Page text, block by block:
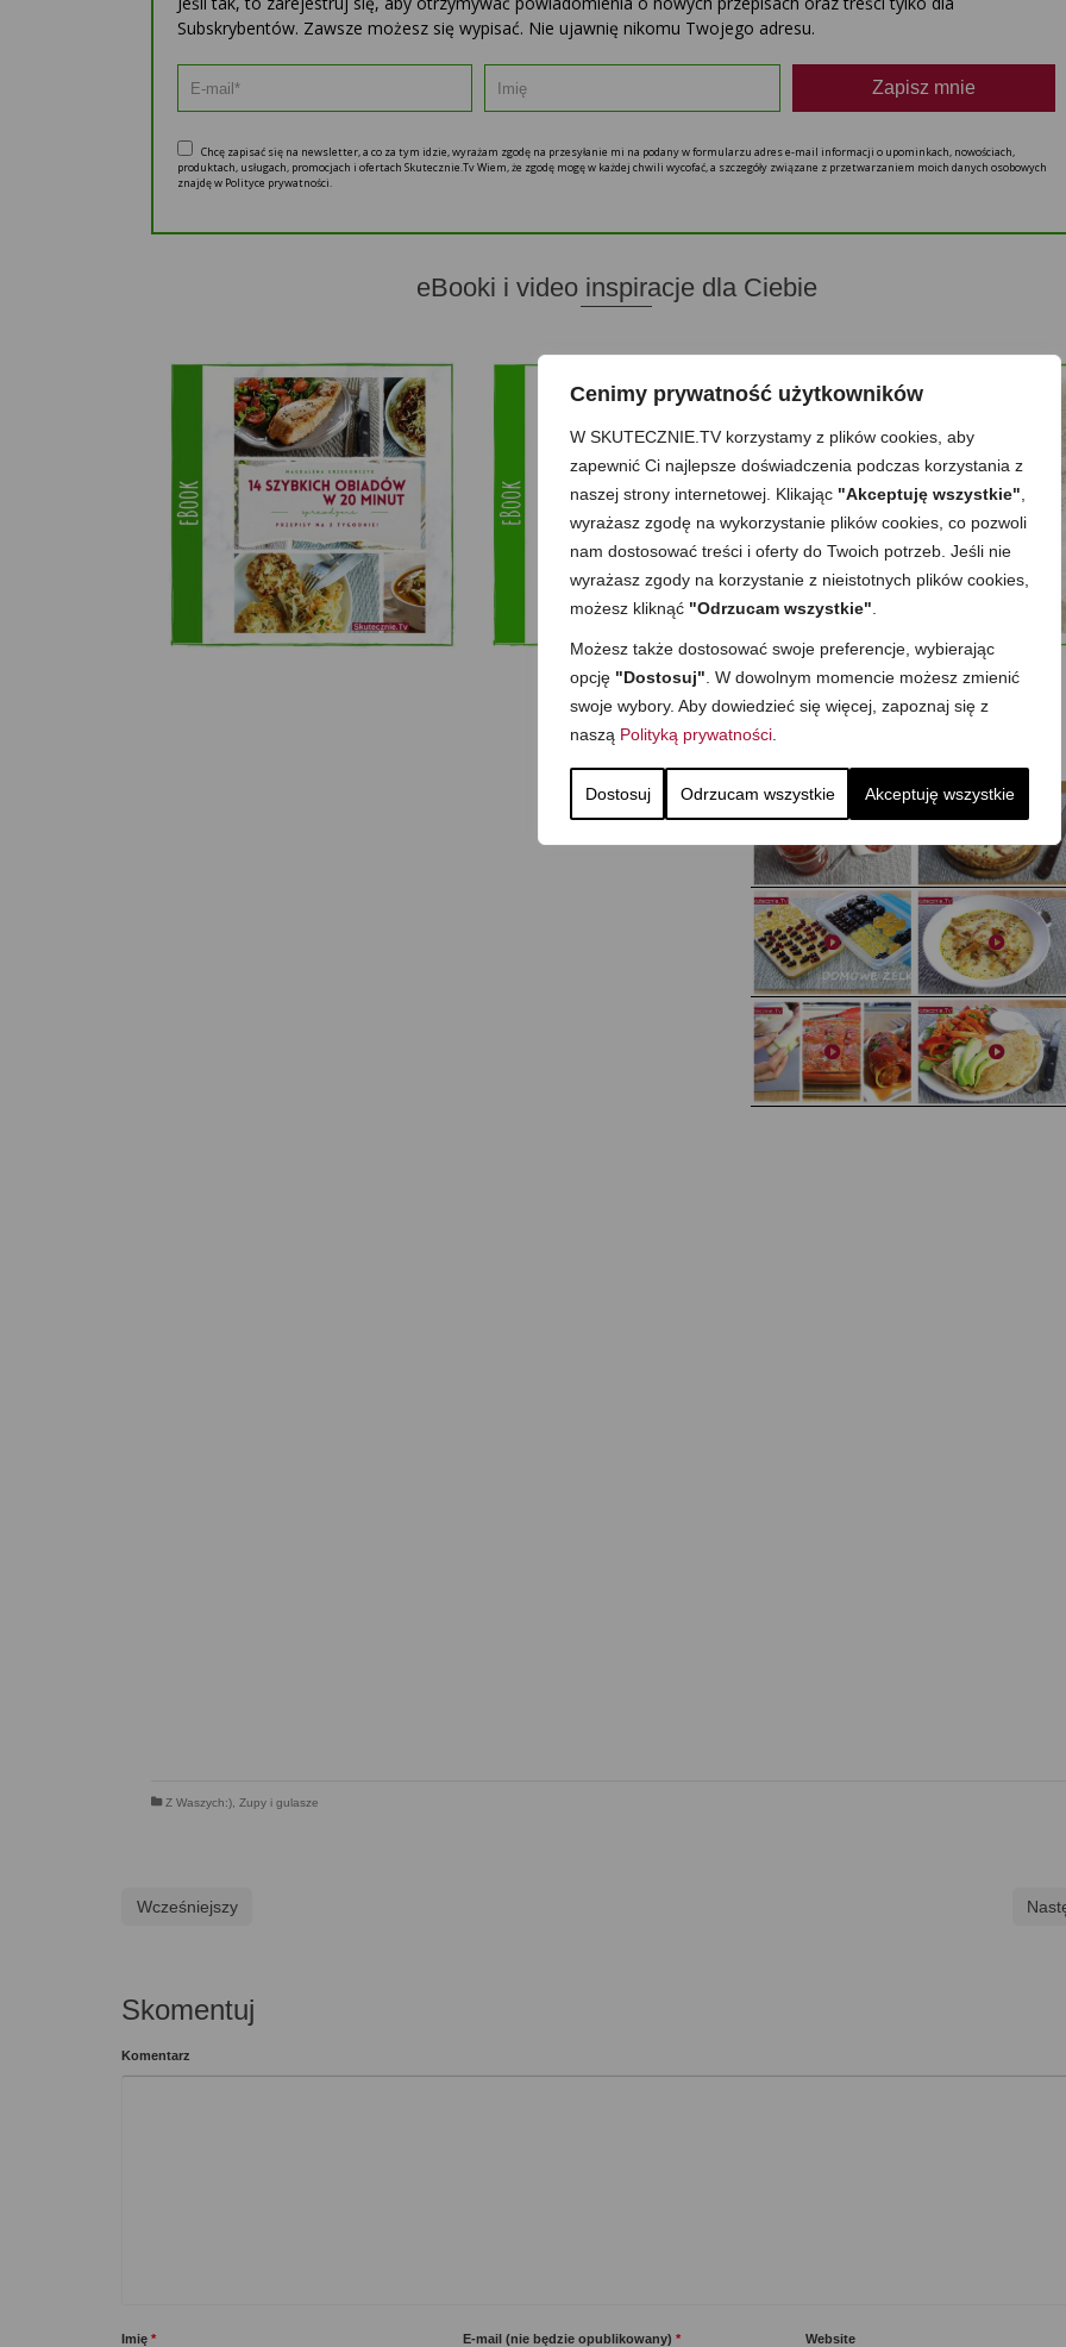
Cenimy prywatność użytkowników
W SKUTECZNIE.TV korzystamy z plików cookies, aby
zapewnić Ci najlepsze doświadczenia podczas korzystania z
naszej strony internetowej. Klikając "Akceptuję wszystkie"
wyrażasz zgodę na wykorzystanie plików cookies, co pozwoli
nam dostosować treści i oferty do Twoich potrzeb. Jeśli nie
wyrażasz zgody na korzystanie z nieistotnych plików cookies,
możesz kliknąć "Odrzucam wszystkie"
Możesz także dostosować swoje preferencje, wybierając
opcję "Dostosuj" . W dowolnym momencie możesz zmienić
swoje wybory. Aby dowiedzieć się więcej, zapoznaj się z
naszą Polityką prywatności
Dostosuj Odrzucam wszystkie Akceptuję wszystkie
Subskrybentów. Zawsze możesz się wypisać. Nie ujawnię nikomu Twojego adresu.
Zapisz mnie
Chcę zapisać się na newsletter, a co za tym idzie, wyrażam zgodę na przesyłanie mi na podany w formularzu adres e-mail informacji o upominkach, nowościach,
produktach, usługach, promocjach i ofertach Skutecznie.Tv Wiem, że zgodę mogę w każdej chwili wycofać, a szczegóły związane z przetwarzaniem moich danych osobowych
znajdę w Polityce prywatności.
eBooki i video inspiracje dla Ciebie
Zobacz też
Domowy ketchup (bez cukru) Tarta francuska z cebulą i pomidorem
Domowe żelki Zupa kurkowa z selerem i pietruszką
Z Waszych:) Zupy i gulasze
Wcześniejszy
Skomentuj
Komentarz
Imię * E-mail (nie będzie opublikowany)* Website